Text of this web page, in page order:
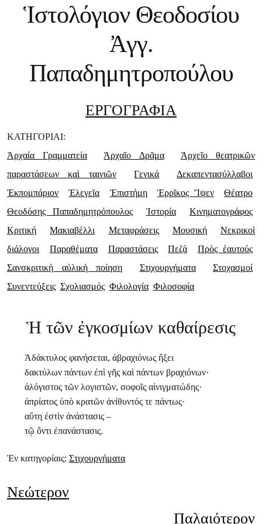
Ἱστολόγιον Θεοδοσίου
Ἀγγ.
Παπαδημητροπούλου
ΕΡΓΟΓΡΑΦΙΑ
ΚΑΤΗΓΟΡΙΑΙ:
Ἀρχαία Γραμματεία
Ἀρχαῖο Δρᾶμα
Ἀρχεῖο θεατρικῶν
παραστάσεων καὶ ταινιῶν
Γενικά
Δεκαπεντασύλλαβοι
Ἐκπομπάριον
Ἐλεγεῖα Ἐπιστήμη Ἑρρῖκος Ἴψεν
Θέατρο
Θεοδόσης Παπαδημητρόπουλος
Ἱστορία
Κινηματογράφος
Κριτική
Μακιαβέλλι Μεταφράσεις Μουσική
Νεκρικοὶ
διάλογοι
Παραθέματα Παραστάσεις Πεζά
Πρὸς ἑαυτούς
Σανσκριτικὴ αὐλικὴ ποίηση
Στιχουργήματα
Στοχασμοί
Συνεντεύξεις Σχολιασμός Φιλολογία Φιλοσοφία
Ἡ τῶν ἐγκοσμίων καθαίρεσις
Ἀδάκτυλος φανήσεται, ἀβραχιόνως ἥξει
δακτύλων πάντων ἐπὶ γῆς καὶ πάντων βραχιόνων·
ἀλόγιστος τῶν λογιστῶν, σοφοῖς αἰνιγματώδης·
ἀπρίατος ὑπὸ κρατῶν ἀνίθυντός τε πάντως·
αὕτη ἐστὶν ἀνάστασις –
τῷ ὄντι ἐπανάστασις.
Ἐν κατηγορίαις: Στιχουργήματα
Νεώτερον
Παλαιότερον